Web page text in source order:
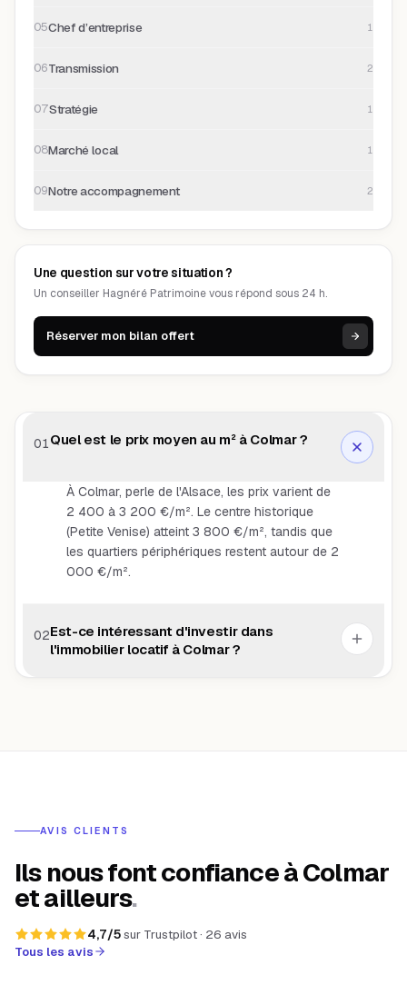
05Chef d’entreprise 1
06Transmission 2
07Stratégie 1
08Marché local 1
09Notre accompagnement 2
Une question sur votre situation ?
Un conseiller Hagnéré Patrimoine vous répond sous 24 h.
Réserver mon bilan offert
01Quel est le prix moyen au m² à Colmar ?
À Colmar, perle de l'Alsace, les prix varient de
2 400 à 3 200 €/m². Le centre historique
(Petite Venise) atteint 3 800 €/m², tandis que
les quartiers périphériques restent autour de 2
000 €/m².
02Est-ce intéressant d'investir dans
l'immobilier locatif à Colmar ?
AVIS CLIENTS
Ils nous font confiance à Colmar
et ailleurs.
4,7/5sur Trustpilot· 26 avis
Tous les avis